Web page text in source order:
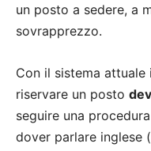
un posto a sedere, a
sovrapprezzo.
Con il sistema attuale
riservare un posto
seguire una
dover parlare inglese